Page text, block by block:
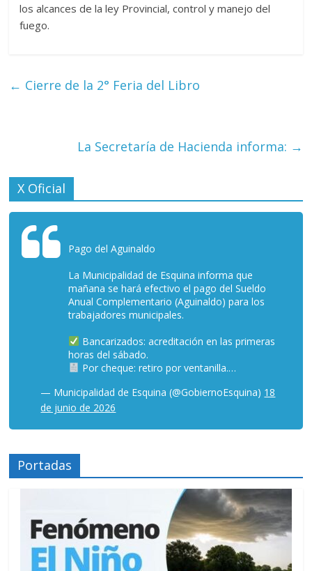
los alcances de la ley Provincial, control y manejo del
fuego.
← Cierre de la 2° Feria del Libro
La Secretaría de Hacienda informa: →
X Oficial
Pago del Aguinaldo
La Municipalidad de Esquina informa que
mañana se hará efectivo el pago del Sueldo
Anual Complementario (Aguinaldo) para los
trabajadores municipales.
Bancarizados: acreditación en las primeras
horas del sábado.
Por cheque: retiro por ventanilla.…
— Municipalidad de Esquina (@GobiernoEsquina) 18
de junio de 2026
Portadas